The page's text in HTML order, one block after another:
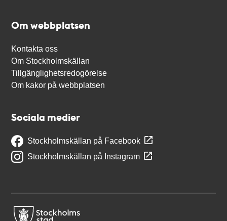
Om webbplatsen
Kontakta oss
Om Stockholmskällan
Tillgänglighetsredogörelse
Om kakor på webbplatsen
Sociala medier
Stockholmskällan på Facebook
Stockholmskällan på Instagram